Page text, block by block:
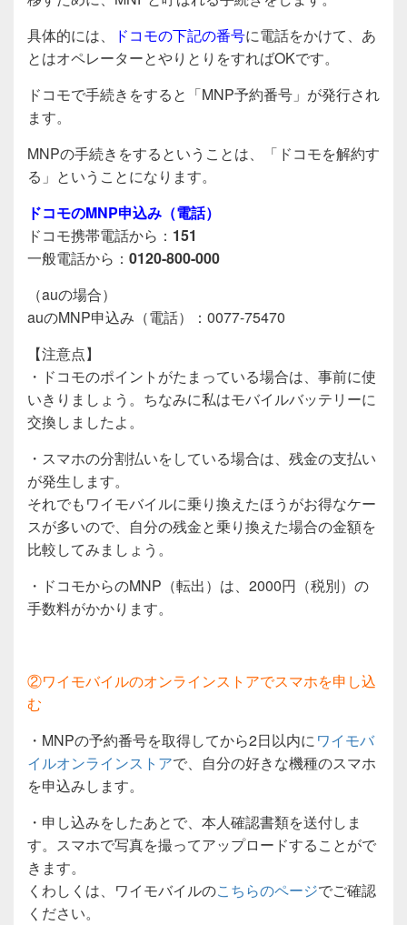
具体的には、
ドコモの下記の番号に電話をかけて、あ
とはオペレーターとやりとりをすればOKです。
ドコモで手続きをすると「MNP予約番号」が発行され
ます。
MNPの手続きをするということは、「ドコモを解約す
る」ということになります。
ドコモのMNP申込み（電話）
ドコモ携帯電話から： 151
一般電話から： 0120-800-000
（auの場合）
auのMNP申込み（電話）：0077-75470
【注意点】
・ドコモのポイントがたまっている場合は、事前に使
いきりましょう。ちなみに私はモバイルバッテリーに
交換しましたよ。
・スマホの分割払いをしている場合は、残金の支払い
が発生します。
それでもワイモバイルに乗り換えたほうがお得なケー
スが多いので、自分の残金と乗り換えた場合の金額を
比較してみましょう。
・ドコモからのMNP（転出）は、2000円（税別）の
手数料がかかります。
②ワイモバイルのオンラインストアでスマホを申し込
む
・MNPの予約番号を取得してから2日以内にワイモバ
イルオンラインストアで、自分の好きな機種のスマホ
を申込みします。
・申し込みをしたあとで、本人確認書類を送付しま
す。スマホで写真を撮ってアップロードすることがで
きます。
くわしくは、ワイモバイルのこちらのページでご確認
ください。